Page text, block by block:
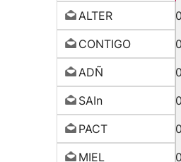
ALTER
CONTIGO
ADÑ
SAIn
PACT
MIEL